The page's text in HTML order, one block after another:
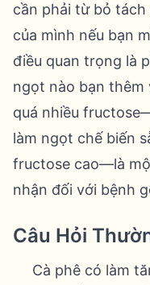
cần phải từ bỏ
của mình nếu bạn
điều quan trọng là
ngọt nào bạn thêm
quá nhiều
làm ngọt chế biến
fructose cao—là
nhận đối với bệnh
Câu Hỏi
Cà phê có làm